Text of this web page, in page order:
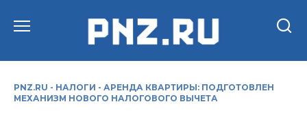
PNZ.RU - НАЛОГИ - АРЕНДА КВАРТИРЫ: ПОДГОТОВЛЕН
МЕХАНИЗМ НОВОГО НАЛОГОВОГО ВЫЧЕТА